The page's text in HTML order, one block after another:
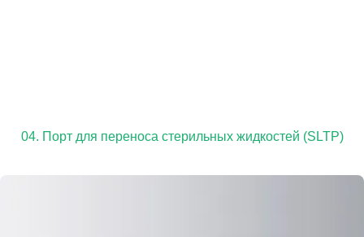
04. Порт для переноса стерильных жидкостей (SLTP)